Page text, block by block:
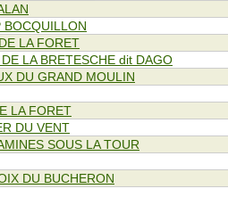
BOCQUILLON
LA FORET
LA BRETESCHE dit DAGO
DU GRAND MOULIN
LA FORET
DU VENT
SOUS LA TOUR
DU BUCHERON